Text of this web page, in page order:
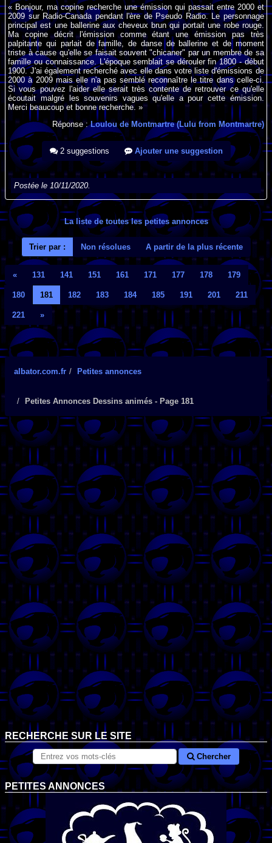
« Bonjour, ma copine recherche une émission qui passait entre 2000 et
2009 sur Radio-Canada pendant l'ère de Pseudo Radio. Le personnage
principal est une ballerine aux cheveux brun qui portait une robe rouge.
Ma copine décrit l'émission comme étant une émission pas très
palpitante qui parlait de famille, de danse de ballerine et de moment
triste à cause qu'elle se faisait souvent "chicaner" par un membre de sa
famille ou connaissance. L'époque semblait se dérouler fin 1800 - début
1900. J'ai également recherché avec elle dans votre liste d'émissions de
2000 à 2009 mais elle n'a pas semblé reconnaître le titre dans celle-ci.
Si vous pouvez l'aider elle serait très contente de retrouver ce qu'elle
écoutait malgré les souvenirs vagues qu'elle a pour cette émission.
Merci beaucoup et bonne recherche. »
Réponse :Loulou de Montmartre (Lulu from Montmartre)
2 suggestions Ajouter une suggestion
Postée le 10/11/2020.
La liste de toutes les petites annonces
Trier par : Non résolues A partir de la plus récente
« 131 141 151 161 171 177 178 179
180 181 182 183 184 185 191 201 211
221 »
albator.com.fr Petites annonces
Petites Annonces Dessins animés - Page 181
RECHERCHE SUR LE SITE
Chercher
PETITES ANNONCES